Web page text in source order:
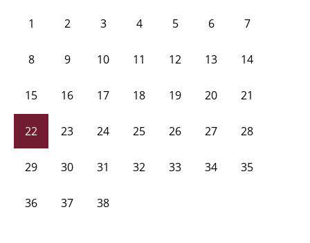
1 2 3 4 5 6 7
8 9 10 11 12 13 14
15 16 17 18 19 20 21
22 23 24 25 26 27 28
29 30 31 32 33 34 35
36 37 38